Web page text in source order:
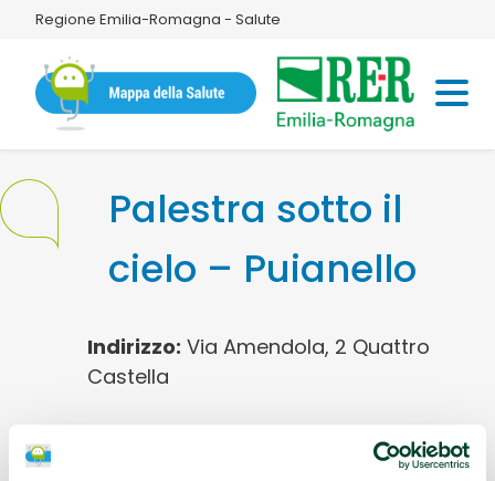
Regione Emilia-Romagna - Salute
Palestra sotto il
cielo – Puianello
Indirizzo: Via Amendola, 2 Quattro
Castella
Creata per
promuovere l'attività fisica e la